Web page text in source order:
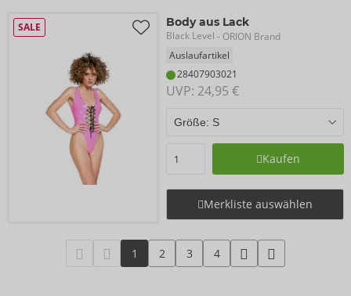
SALE Body aus Lack
Black Level - ORION Brand
Auslaufartikel
28407903021
UVP: 24,95 €
Kaufen
Merkliste auswählen
1 2 3 4